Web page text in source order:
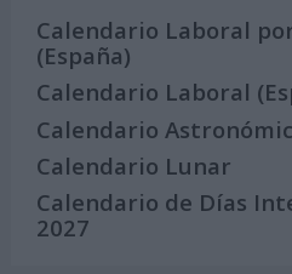
Calendario Laboral
(España)
Calendario Laboral
Calendario
Calendario Lunar
Calendario de Días
2027